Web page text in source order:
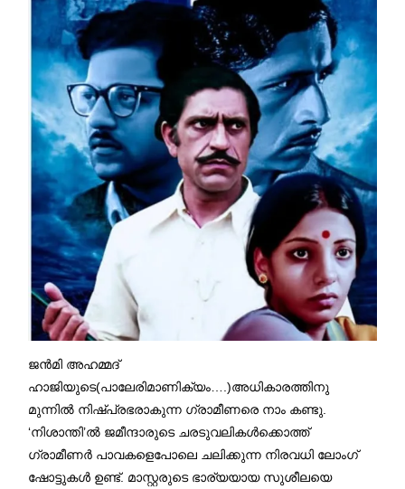
ജൻമി അഹമ്മദ്
ഹാജിയുടെ(പാലേരിമാണിക്യം….)അധികാരത്തിനു
മുന്നിൽ നിഷ്പ്രഭരാകുന്ന ഗ്രാമീണരെ നാം കണ്ടു.
‘നിശാന്തി’ൽ ജമീന്ദാരുടെ ചരടുവലികൾക്കൊത്ത്
ഗ്രാമീണർ പാവകളെപോലെ ചലിക്കുന്ന നിരവധി ലോംഗ്
ഷോട്ടുകൾ ഉണ്ട്. മാസ്റ്റരുടെ ഭാര്യയായ സുശീലയെ